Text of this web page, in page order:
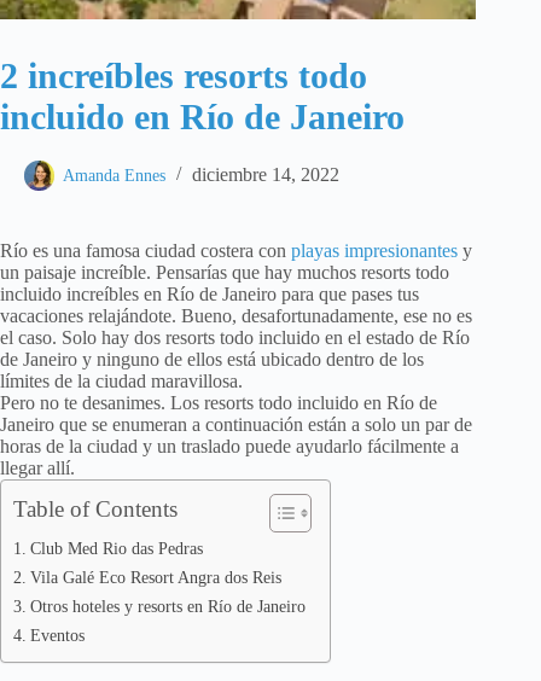
2 increíbles resorts todo
incluido en Río de Janeiro
Amanda Ennes diciembre 14, 2022
Río es una famosa ciudad costera con playas impresionantes y
un paisaje increíble. Pensarías que hay muchos resorts todo
incluido increíbles en Río de Janeiro para que pases tus
vacaciones relajándote. Bueno, desafortunadamente, ese no es
el caso. Solo hay dos resorts todo incluido en el estado de Río
de Janeiro y ninguno de ellos está ubicado dentro de los
límites de la ciudad maravillosa.
Pero no te desanimes. Los resorts todo incluido en Río de
Janeiro que se enumeran a continuación están a solo un par de
horas de la ciudad y un traslado puede ayudarlo fácilmente a
llegar allí.
Table of Contents
Club Med Rio das Pedras
Vila Galé Eco Resort Angra dos Reis
Otros hoteles y resorts en Río de Janeiro
Eventos